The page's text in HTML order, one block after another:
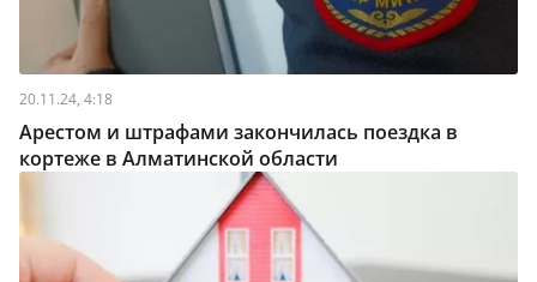
20.11.24, 4:18
Арестом и штрафами закончилась поездка в
кортеже в Алматинской области